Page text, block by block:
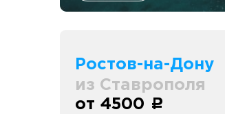
Ростов-на-Дону
из Ставрополя
от 4500 c